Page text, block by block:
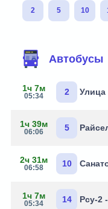
2 5 10
Автобусы
1ч 7м
05:34 2 Улица
1ч 39м
06:06 5
2ч 31м
06:58 10
1ч 7м
05:34 14 Рсу-2